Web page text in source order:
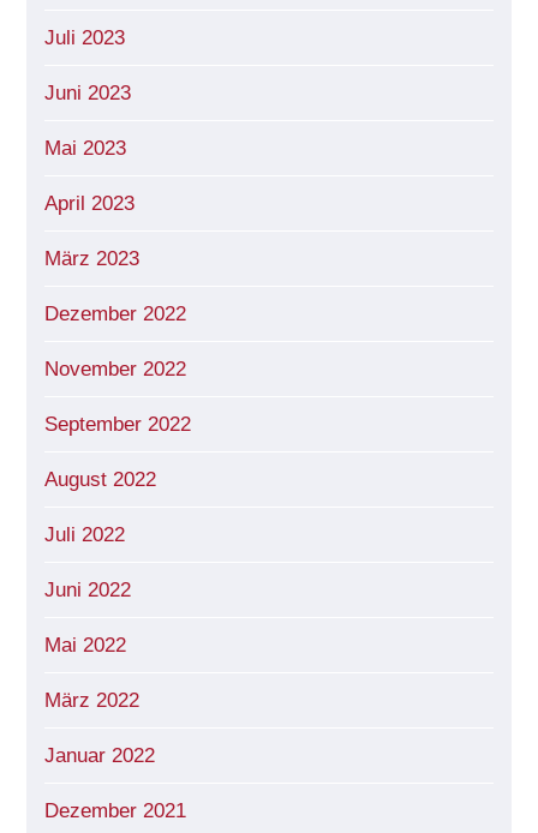
Juli 2023
Juni 2023
Mai 2023
April 2023
März 2023
Dezember 2022
November 2022
September 2022
August 2022
Juli 2022
Juni 2022
Mai 2022
März 2022
Januar 2022
Dezember 2021